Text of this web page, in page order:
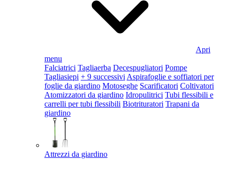
Apri
menu
Falciatrici Tagliaerba Decespugliatori Pompe
Tagliasiepi + 9 successivi Aspirafoglie e soffiatori per
foglie da giardino Motoseghe Scarificatori Coltivatori
Atomizzatori da giardino Idropulitrici Tubi flessibili e
carrelli per tubi flessibili Biotrituratori Trapani da
giardino
Attrezzi da giardino